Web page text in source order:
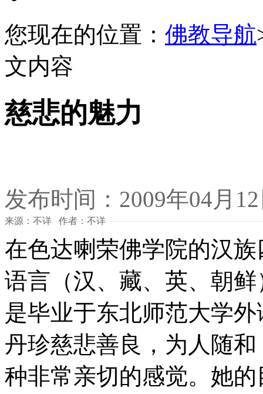
您现在的位置： 佛教导航
文内容
慈悲的魅力
发布时间：2009年04月
来源：不详 作者：不详
在色达喇荣佛学院的汉
语言（汉、藏、英、朝
是毕业于东北师范大学
丹珍慈悲善良，为人随
种非常亲切的感觉。她